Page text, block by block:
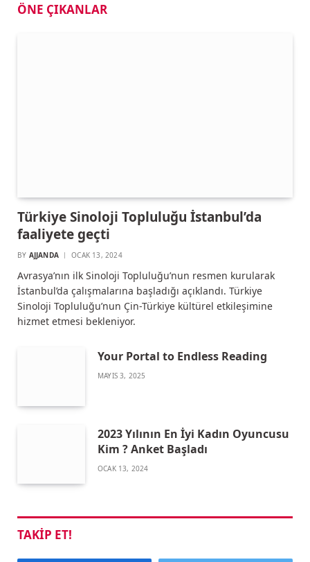
ÖNE ÇIKANLAR
Türkiye Sinoloji Topluluğu İstanbul’da
faaliyete geçti
BY AJJANDA OCAK 13, 2024
Avrasya’nın ilk Sinoloji Topluluğu’nun resmen kurularak
İstanbul’da çalışmalarına başladığı açıklandı. Türkiye
Sinoloji Topluluğu’nun Çin-Türkiye kültürel etkileşimine
hizmet etmesi bekleniyor.
Your Portal to Endless Reading
MAYIS 3, 2025
2023 Yılının En İyi Kadın Oyuncusu
Kim ? Anket Başladı
OCAK 13, 2024
TAKIP ET!